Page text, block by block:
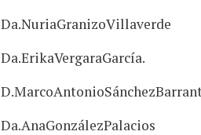
Da.NuriaGranizoVillaverde
Da.ErikaVergaraGarcía.
Da.AnaGonzálezPalacios